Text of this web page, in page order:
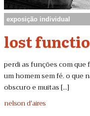
exposição individual
lost
perdi as funções com
um homem sem fé. o que
obscuro e muitas [...]
nelson d'aires